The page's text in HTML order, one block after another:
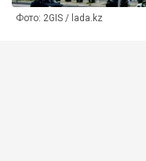
Фото: 2GIS / lada.kz